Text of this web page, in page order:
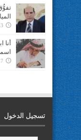
3 مايو، 2025
7 أبريل، 2025
تسجيل الدخول